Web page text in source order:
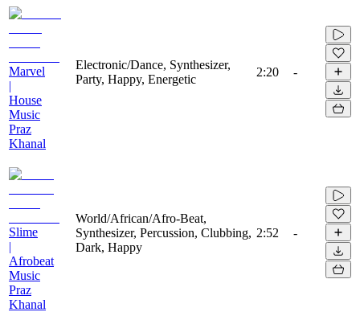
Marvel
|
House
Music
Praz
Khanal
Electronic/Dance, Synthesizer,
Party, Happy, Energetic
2:20 -
Slime
|
Afrobeat
Music
Praz
Khanal
World/African/Afro-Beat,
Synthesizer, Percussion, Clubbing,
Dark, Happy
2:52 -